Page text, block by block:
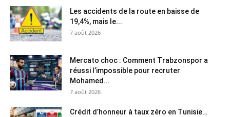
Les accidents de la route en baisse de
19,4%, mais le...
7 août 2026
Mercato choc : Comment Trabzonspor a
réussi l’impossible pour recruter
Mohamed...
7 août 2026
Crédit d’honneur à taux zéro en Tunisie…